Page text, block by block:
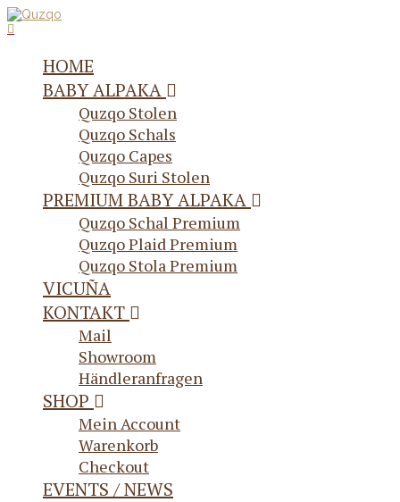
HOME
BABY ALPAKA
Quzqo Stolen
Quzqo Schals
Quzqo Capes
Quzqo Suri Stolen
PREMIUM BABY ALPAKA
Quzqo Schal Premium
Quzqo Plaid Premium
Quzqo Stola Premium
VICUÑA
KONTAKT
Mail
Showroom
Händleranfragen
SHOP
Mein Account
Warenkorb
Checkout
EVENTS / NEWS